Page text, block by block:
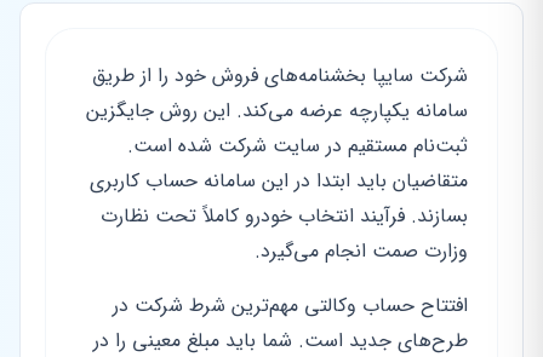
شرکت سایپا بخشنامه‌های فروش خود را از طریق
سامانه یکپارچه عرضه می‌کند. این روش جایگزین
ثبت‌نام مستقیم در سایت شرکت شده است.
متقاضیان باید ابتدا در این سامانه حساب کاربری
بسازند. فرآیند انتخاب خودرو کاملاً تحت نظارت
وزارت صمت انجام می‌گیرد.
افتتاح حساب وکالتی مهم‌ترین شرط شرکت در
طرح‌های جدید است. شما باید مبلغ معینی را در